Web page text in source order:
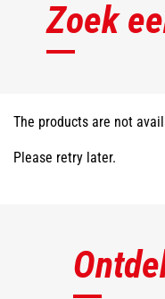
Zoek
The products are not
Please retry later.